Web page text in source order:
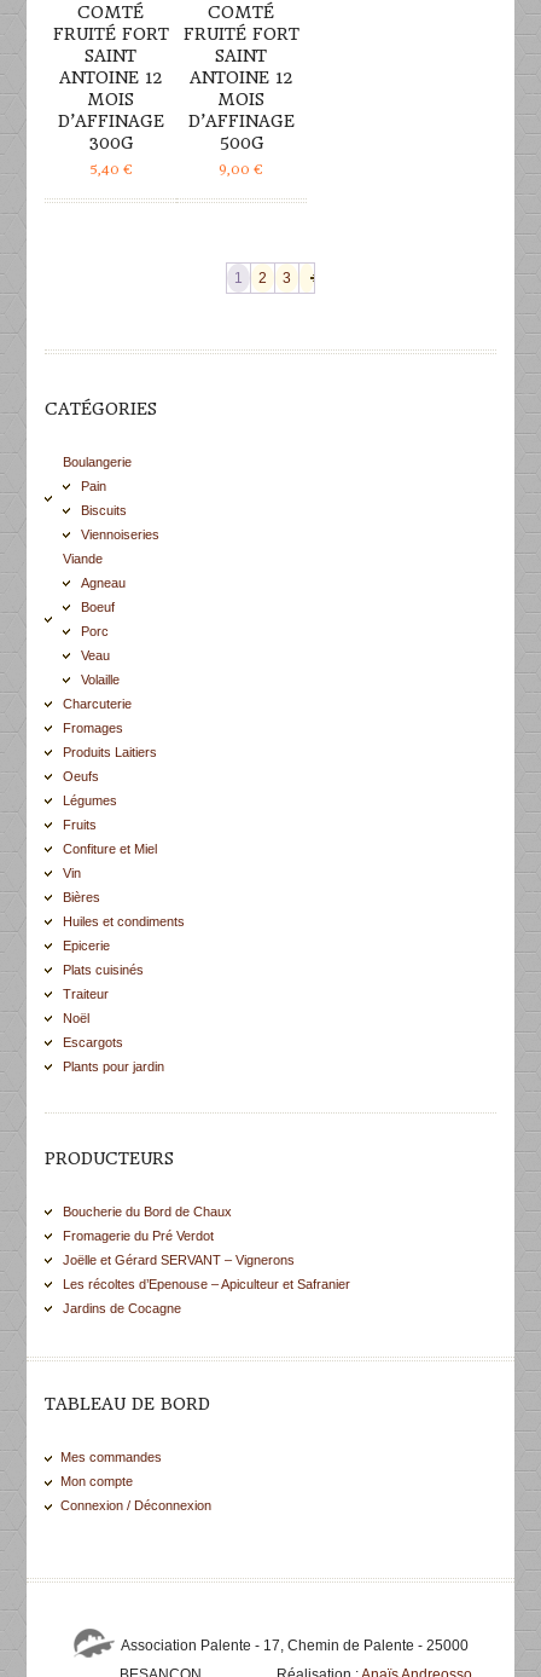
COMTÉ
FRUITÉ FORT
SAINT
ANTOINE 12
MOIS
D’AFFINAGE
300G
5,40 €
COMTÉ
FRUITÉ FORT
SAINT
ANTOINE 12
MOIS
D’AFFINAGE
500G
9,00€
1 2 3
CATÉGORIES
Boulangerie
Pain
Biscuits
Viennoiseries
Viande
Agneau
Boeuf
Porc
Veau
Volaille
Charcuterie
Fromages
Produits Laitiers
Oeufs
Légumes
Fruits
Confiture et Miel
Vin
Bières
Huiles et condiments
Epicerie
Plats cuisinés
Traiteur
Noël
Escargots
Plants pour jardin
PRODUCTEURS
Boucherie du Bord de Chaux
Fromagerie du Pré Verdot
Joëlle et Gérard SERVANT – Vignerons
Les récoltes d’Epenouse – Apiculteur et Safranier
Jardins de Cocagne
TABLEAU DE BORD
Mes commandes
Mon compte
Connexion / Déconnexion
Association Palente - 17, Chemin de Palente - 25000